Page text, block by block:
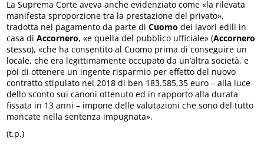
La Suprema Corte aveva anche evidenziato come «la rilevata
manifesta sproporzione tra la prestazione del privato»,
tradotta nel pagamento da parte diCuomo dei lavori edili in
casa diAccornero, «e quella del pubblico ufficiale» (Accornero
stesso), «che ha consentito al Cuomo prima di conseguire un
locale, che era legittimamente occupato da un’altra società, e
poi di ottenere un ingente risparmio per effetto del nuovo
contratto stipulato nel 2018 di ben 183.585,35 euro – alla luce
dello sconto sui canoni ottenuto ed in rapporto alla durata
fissata in 13 anni – impone delle valutazioni che sono del tutto
mancate nella sentenza impugnata».
(t.p.)